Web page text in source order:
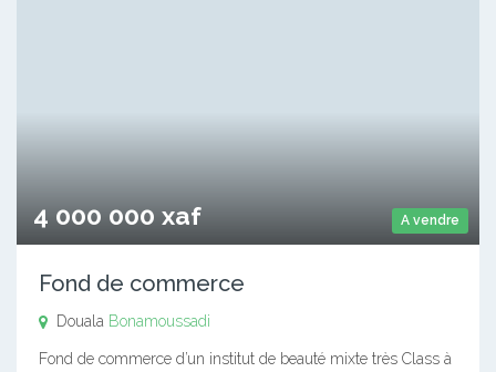
A vendre
4 000 000 xaf
Fond de commerce
Douala Bonamoussadi
Fond de commerce d’un institut de beauté mixte très Class à